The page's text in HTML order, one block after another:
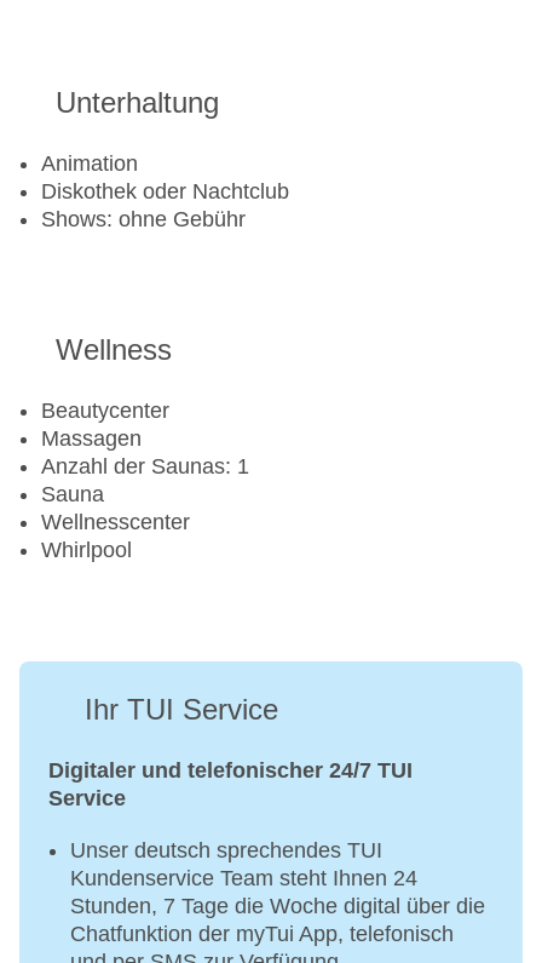
Fitnessraum
Tennis Unterricht
Unterhaltung
Animation
Diskothek oder Nachtclub
Shows: ohne Gebühr
Wellness
Beautycenter
Massagen
Anzahl der Saunas: 1
Sauna
Wellnesscenter
Whirlpool
Ihr TUI Service
Digitaler und telefonischer 24/7 TUI
Service
Unser deutsch sprechendes TUI
Kundenservice Team steht Ihnen 24
Stunden, 7 Tage die Woche digital über die
Chatfunktion der myTui App, telefonisch